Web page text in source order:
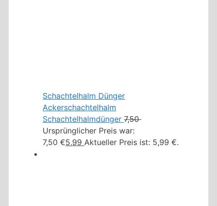
Schachtelhalm Dünger
Ackerschachtelhalm
Schachtelhalmdünger 7,50
Ursprünglicher Preis war:
7,50 €5,99 Aktueller Preis ist: 5,99 €.